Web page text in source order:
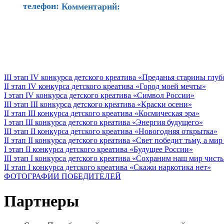
телефон: Комментарий:
III этап IV конкурса детского креатива «Преданья старины
II этап IV конкурса детского креатива «Город моей мечты»
I этап IV конкурса детского креатива «Символ России»
III этап III конкурса детского креатива «Краски осени»
II этап III конкурса детского креатива «Космическая эра»
I этап III конкурса детского креатива «Энергия будущего»
III этап II конкурса детского креатива «Новогодняя открытка»
II этап II конкурса детского креатива «Свет победит тьму, а
I этап II конкурса детского креатива «Будущее России»
III этап I конкурса детского креатива «Сохраним наш мир
II этап I конкурса детского креатива «Скажи наркотика нет»
ФОТОГРАФИИ ПОБЕДИТЕЛЕЙ
Партнеры